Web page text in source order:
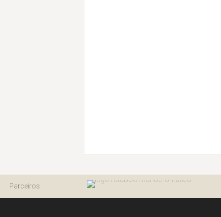
Parceiros